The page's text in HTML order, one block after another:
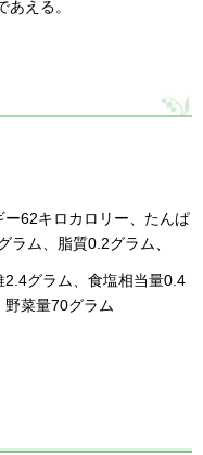
える。
ー62キロカロリー、たんぱ
ラム、脂質0.2グラム、
2.4グラム、食塩相当量0.4
野菜量70グラム